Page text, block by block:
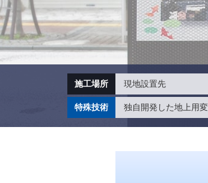
施工場所 現地設置先
特殊技術 独自開発した地上用